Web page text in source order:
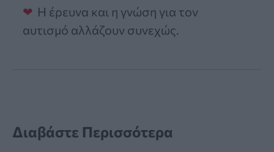
Η έρευνα και η γνώση για τον
αυτισμό αλλάζουν συνεχώς.
Διαβάστε Περισσότερα